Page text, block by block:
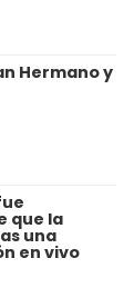
Hermano y
que la
una
en vivo